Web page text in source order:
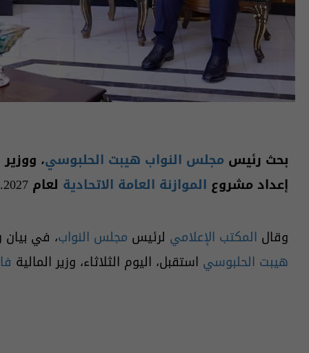
بحث رئيس مجلس النواب هيبت الحلبوسي، ووزير
إعداد مشروع الموازنة العامة الاتحادية لعام 2027.
وقال المكتب الإعلامي لرئيس مجلس النواب، في بيان
هيبت الحلبوسي استقبل، اليوم الثلاثاء، وزير المالية